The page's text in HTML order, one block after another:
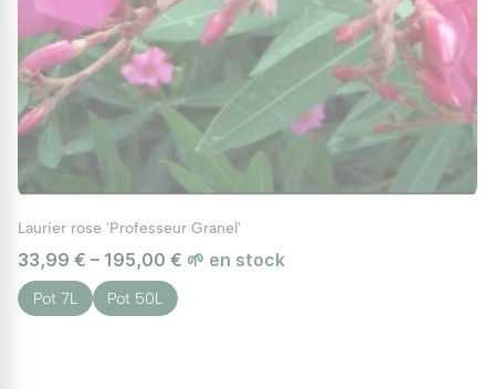
Laurier rose 'Professeur Granel'
33,99 € – 195,00 € 🌱 en stock
Pot 7L Pot 50L